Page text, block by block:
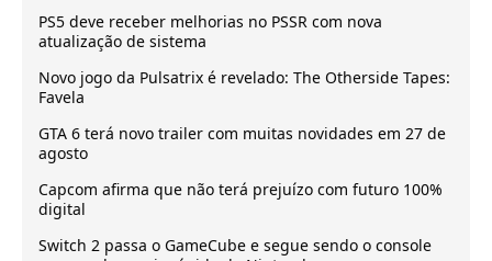
PS5 deve receber melhorias no PSSR com nova
atualização de sistema
Novo jogo da Pulsatrix é revelado: The Otherside Tapes:
Favela
GTA 6 terá novo trailer com muitas novidades em 27 de
agosto
Capcom afirma que não terá prejuízo com futuro 100%
digital
Switch 2 passa o GameCube e segue sendo o console